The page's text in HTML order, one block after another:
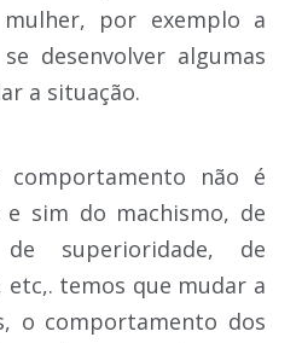
por exemplo a
desenvolver algumas
a situação.
comportamento não é
sim do machismo, de
superioridade, de
temos que mudar a
o comportamento dos